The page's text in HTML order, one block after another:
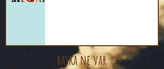
baska ne var